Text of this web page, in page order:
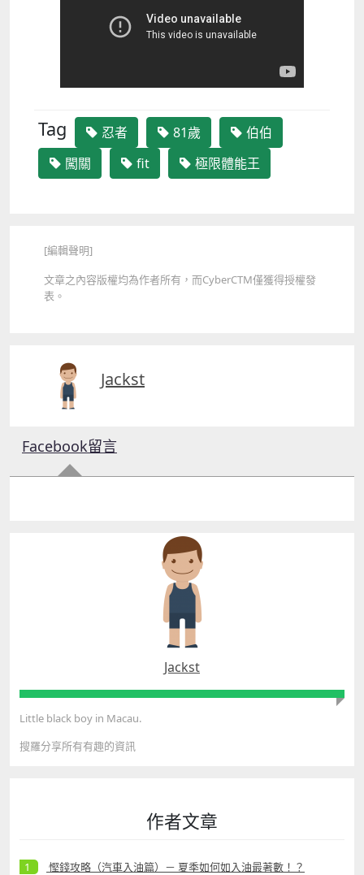
Tag 忍者 81歲
伯伯
闖關
fit 極限體能王
[編輯聲明]
文章之內容版權均為作者所有，而CyberCTM僅獲得授權發
表。
Jackst
Facebook留言
Jackst
Little black boy in Macau.
搜羅分享所有有趣的資訊
作者文章
慳錢攻略（汽車入油篇）－ 夏季如何如入油最著數！？